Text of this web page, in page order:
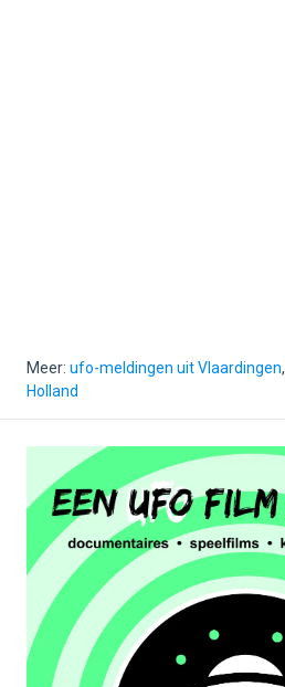
Meer: ufo-meldingen uit Vlaardingen,
Holland